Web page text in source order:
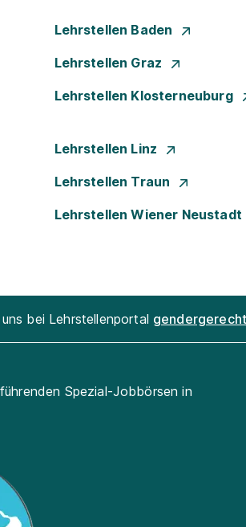
Lehrstellen Baden
Lehrstellen Graz
Lehrstellen Klosterneuburg
Lehrstellen Linz
Lehrstellen Traun
Lehrstellen Wiener Neustadt
bei Lehrstellenportal
Spezial-Jobbörsen in